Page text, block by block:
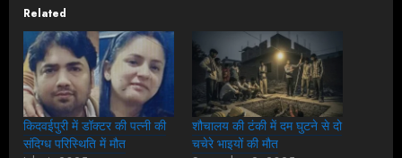
Related
किदवईपुरी में डॉक्टर की पत्नी की
संदिग्ध परिस्थिति में मौत
शौचालय की टंकी में दम घुटने से दो
चचेरे भाइयों की मौत